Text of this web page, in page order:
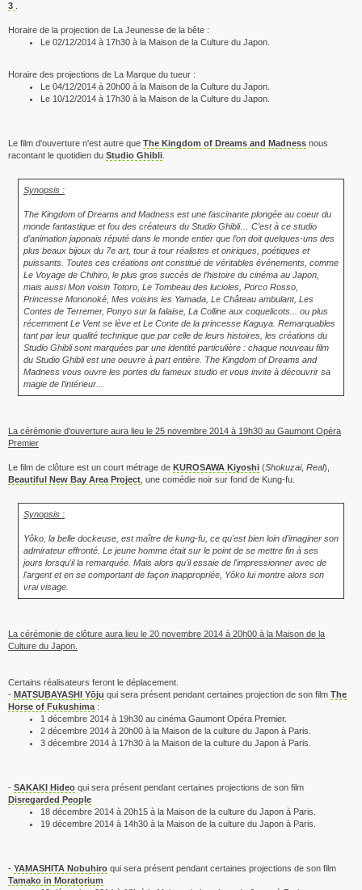
3
Horaire de la projection de La Jeunesse de la bête :
Le 02/12/2014 à 17h30 à la Maison de la Culture du Japon.
Horaire des projections de La Marque du tueur :
Le 04/12/2014 à 20h00 à la Maison de la Culture du Japon.
Le 10/12/2014 à 17h30 à la Maison de la Culture du Japon.
Le film d'ouverture n'est autre que The Kingdom of Dreams and Madness nous
racontant le quotidien du Studio Ghibli
Synopsis :
The Kingdom of Dreams and Madness est une fascinante plongée au coeur du
monde fantastique et fou des créateurs du Studio Ghibli… C’est à ce studio
d’animation japonais réputé dans le monde entier que l’on doit quelques-uns des
plus beaux bijoux du 7e art, tour à tour réalistes et oniriques, poétiques et
puissants. Toutes ces créations ont constitué de véritables événements, comme
Le Voyage de Chihiro, le plus gros succès de l’histoire du cinéma au Japon,
mais aussi Mon voisin Totoro, Le Tombeau des lucioles, Porco Rosso,
Princesse Mononoké, Mes voisins les Yamada, Le Château ambulant, Les
Contes de Terremer, Ponyo sur la falaise, La Colline aux coquelicots... ou plus
récemment Le Vent se lève et Le Conte de la princesse Kaguya. Remarquables
tant par leur qualité technique que par celle de leurs histoires, les créations du
Studio Ghibli sont marquées par une identité particulière : chaque nouveau film
du Studio Ghibli est une oeuvre à part entière. The Kingdom of Dreams and
Madness vous ouvre les portes du fameux studio et vous invite à découvrir sa
magie de l’intérieur...
La cérémonie d'ouverture aura lieu le 25 novembre 2014 à 19h30 au Gaumont Opéra
Premier
Le film de clôture est un court métrage de KUROSAWA Kiyoshi (Shokuzai, Real),
Beautiful New Bay Area Project , une comédie noir sur fond de Kung-fu.
Synopsis :
Yôko, la belle dockeuse, est maître de kung-fu, ce qu'est bien loin d'imaginer son
admirateur effronté. Le jeune homme était sur le point de se mettre fin à ses
jours lorsqu'il la remarquée. Mais alors qu'il essaie de l'impressionner avec de
l'argent et en se comportant de façon inappropriée, Yôko lui montre alors son
vrai visage.
La cérémonie de clôture aura lieu le 20 novembre 2014 à 20h00 à la Maison de la
Culture du Japon.
Certains réalisateurs feront le déplacement.
- MATSUBAYASHI Yōju qui sera présent pendant certaines projection de son film The
Horse of Fukushima :
1 décembre 2014 à 19h30 au cinéma Gaumont Opéra Premier.
2 décembre 2014 à 20h00 à la Maison de la culture du Japon à Paris.
3 décembre 2014 à 17h30 à la Maison de la culture du Japon à Paris.
- SAKAKI Hideo qui sera présent pendant certaines projections de son film
Disregarded People
18 décembre 2014 à 20h15 à la Maison de la culture du Japon à Paris.
19 décembre 2014 à 14h30 à la Maison de la culture du Japon à Paris.
- YAMASHITA Nobuhiro qui sera présent pendant certaines projections de son film
Tamako in Moratorium